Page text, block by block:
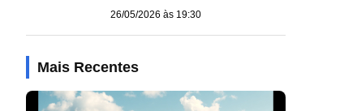
26/05/2026 às 19:30
Mais Recentes